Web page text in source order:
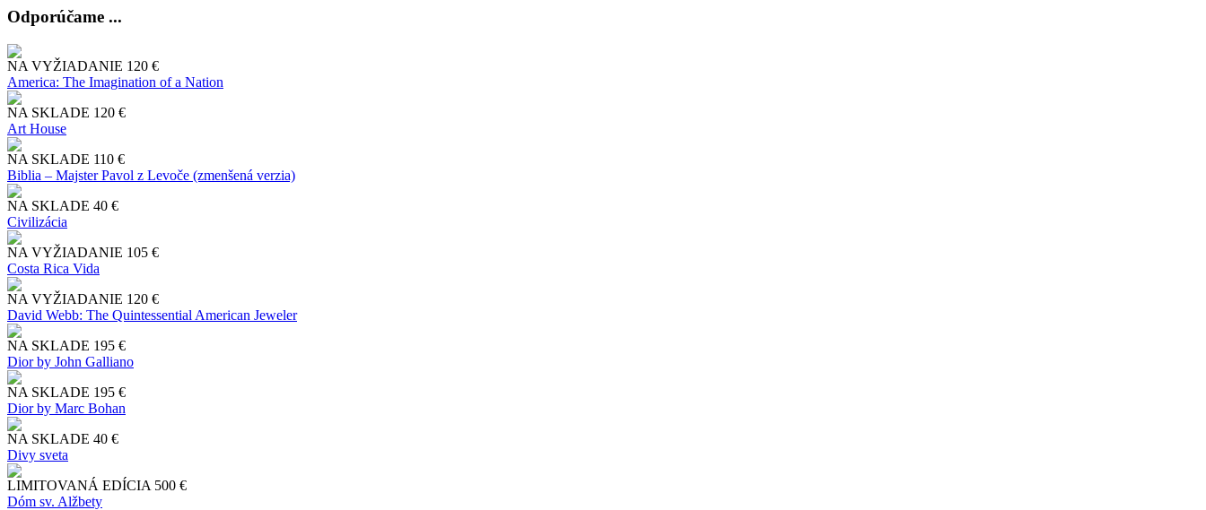
Odporúčame ...
NA VYŽIADANIE 120 €
America: The Imagination of a Nation
NA SKLADE 120 €
Art House
NA SKLADE 110 €
Biblia – Majster Pavol z Levoče (zmenšená verzia)
NA SKLADE 40 €
Civilizácia
NA VYŽIADANIE 105 €
Costa Rica Vida
NA VYŽIADANIE 120 €
David Webb: The Quintessential American Jeweler
NA SKLADE 195 €
Dior by John Galliano
NA SKLADE 195 €
Dior by Marc Bohan
NA SKLADE 40 €
Divy sveta
LIMITOVANÁ EDÍCIA 500 €
Dóm sv. Alžbety